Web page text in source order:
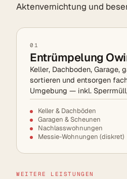
Aktenvernichtung und
01
Entrümpelung
Keller, Dachboden, Garage,
sortieren und entsorgen
Umgebung — inkl.
Keller & Dachböden
Garagen & Scheunen
Nachlasswohnungen
Messie-Wohnungen (diskret)
WEITERE LEISTUNGEN